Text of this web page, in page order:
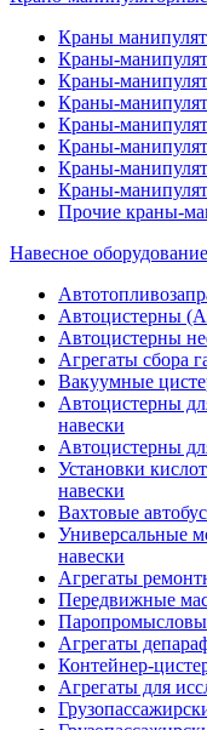
Краны
Краны-
Краны-
Краны-
Краны-
Краны-
Краны-
Краны-
Прочие краны-
Навесное оборудование
Автоцистерны
Автоцистерны
Агрегаты сбора
Вакуумные
Автоцистерны
навески
Автоцистерны
Установки
навески
Вахтовые
Универсальные
навески
Агрегаты
Передвижные
Агрегаты
Контейнер-
Агрегаты для